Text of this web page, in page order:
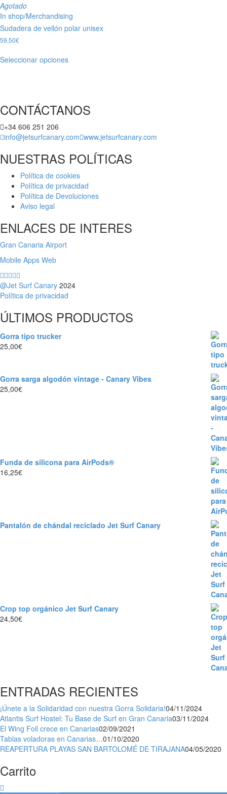
Agotado
In shop/Merchandising
Sudadera de vellón polar unisex
59,50€
Seleccionar opcionesproducto
opciones
pueden
en
la
página
de
producto
CONTÁCTANOS
+34 606 251 206
info@jetsurfcanary.com www.jetsurfcanary.com
NUESTRAS POLÍTICAS
Política de cookies
Política de privacidad
Política de Devoluciones
Aviso legal
ENLACES DE INTERES
Gran Canaria Airport
Mobile Apps Web
@Jet Surf Canary 2024
Política de privacidad
ÚLTIMOS PRODUCTOS
Gorra tipo trucker
25,00€
Gorra sarga algodón vintage - Canary Vibes
25,00€
Funda de silicona para AirPods®
16,25€
Pantalón de chándal reciclado Jet Surf Canary
Crop top orgánico Jet Surf Canary
24,50€
ENTRADAS RECIENTES
¡Únete a la Solidaridad con nuestra Gorra Solidaria!04/11/2024
Atlantis Surf Hostel: Tu Base de Surf en Gran Canaria03/11/2024
El Wing Foil crece en Canarias02/09/2021
Tablas voladoras en Canarias…01/10/2020
REAPERTURA PLAYAS SAN BARTOLOMÉ DE TIRAJANA04/05/2020
Carrito